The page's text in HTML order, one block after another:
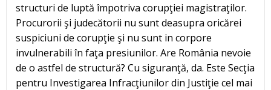
structuri de luptă împotriva corupţiei magistraţilor.
Procurorii şi judecătorii nu sunt deasupra oricărei
suspiciuni de corupţie şi nu sunt in corpore
invulnerabili în faţa presiunilor. Are România nevoie
de o astfel de structură? Cu siguranţă, da. Este Secţia
pentru Investigarea Infracţiunilor din Justiţie cel mai